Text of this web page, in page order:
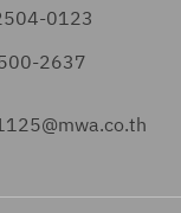
0123
2637